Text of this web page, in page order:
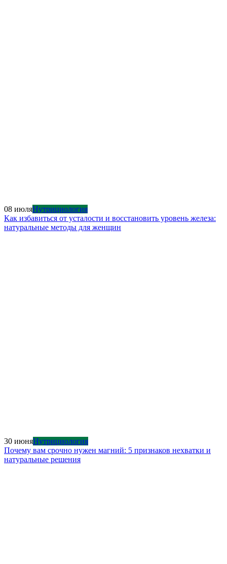
08 июляНутрициология
Как избавиться от усталости и восстановить уровень железа:
натуральные методы для женщин
30 июняНутрициология
Почему вам срочно нужен магний: 5 признаков нехватки и
натуральные решения